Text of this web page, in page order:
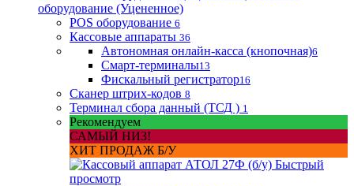
оборудование (Уцененное)
POS оборудование 6
Кассовые аппараты 36
Автономная онлайн-касса (кнопочная)6
Смарт-терминалы13
Фискальный регистратор16
Сканер штрих-кодов 8
Терминал сбора данный (ТСД ) 1
Рекомендуем
САМЫЙ НИЗ!
ХИТ ПРОДАЖ Б/У
Быстрый
просмотр